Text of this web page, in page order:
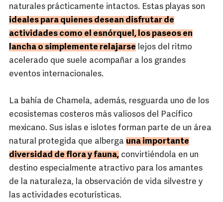
naturales prácticamente intactos. Estas playas son
ideales para quienes desean disfrutar de
actividades como el esnórquel, los paseos en
lancha o simplemente relajarse lejos del ritmo
acelerado que suele acompañar a los grandes
eventos internacionales.
La bahía de Chamela, además, resguarda uno de los
ecosistemas costeros más valiosos del Pacífico
mexicano. Sus islas e islotes forman parte de un área
natural protegida que alberga una importante
diversidad de flora y fauna, convirtiéndola en un
destino especialmente atractivo para los amantes
de la naturaleza, la observación de vida silvestre y
las actividades ecoturísticas.